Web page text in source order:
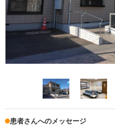
患者さんへのメッセージ